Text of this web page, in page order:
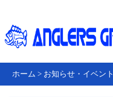
ホーム > お知らせ・イベント